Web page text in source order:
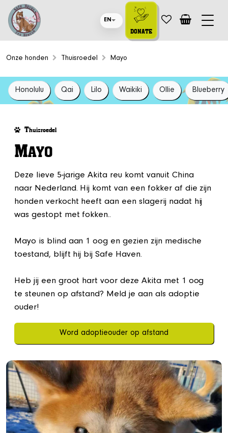
EN
DONATE
Onze honden Thuisroedel Mayo
Honolulu Qai Lilo Waikiki Ollie Blueberry
Thuisroedel
MAYO
Deze lieve 5-jarige Akita reu komt vanuit China
naar Nederland. Hij komt van een fokker af die zijn
honden verkocht heeft aan een slagerij nadat hij
was gestopt met fokken..
Mayo is blind aan 1 oog en gezien zijn medische
toestand, blijft hij bij Safe Haven.
Heb jij een groot hart voor deze Akita met 1 oog
te steunen op afstand? Meld je aan als adoptie
ouder!
Word adoptieouder op afstand